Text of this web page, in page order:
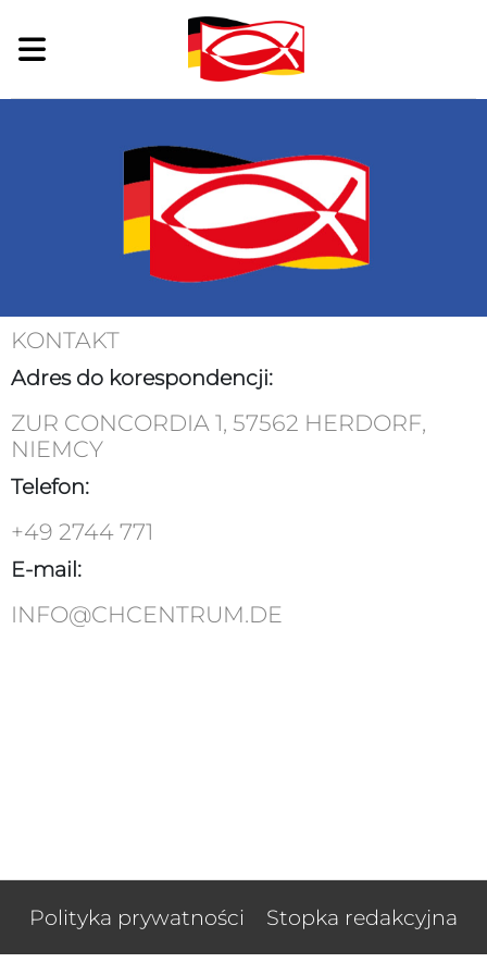
KONTAKT
Adres do korespondencji:
ZUR CONCORDIA 1, 57562 HERDORF,
NIEMCY
Telefon:
+49 2744 771
E-mail:
INFO@CHCENTRUM.DE
Polityka prywatności Stopka redakcyjna